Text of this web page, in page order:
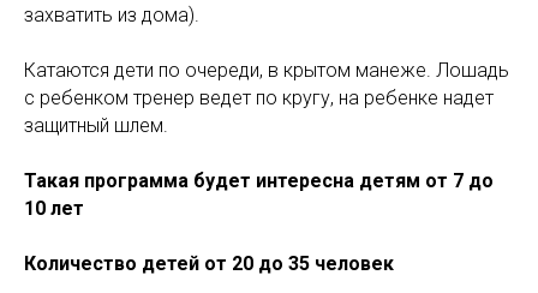
захватить из дома).
Катаются дети по очереди, в крытом манеже. Лошадь
с ребенком тренер ведет по кругу, на ребенке надет
защитный шлем.
Такая программа будет интересна детям от 7 до
10 лет
Количество детей от 20 до 35 человек